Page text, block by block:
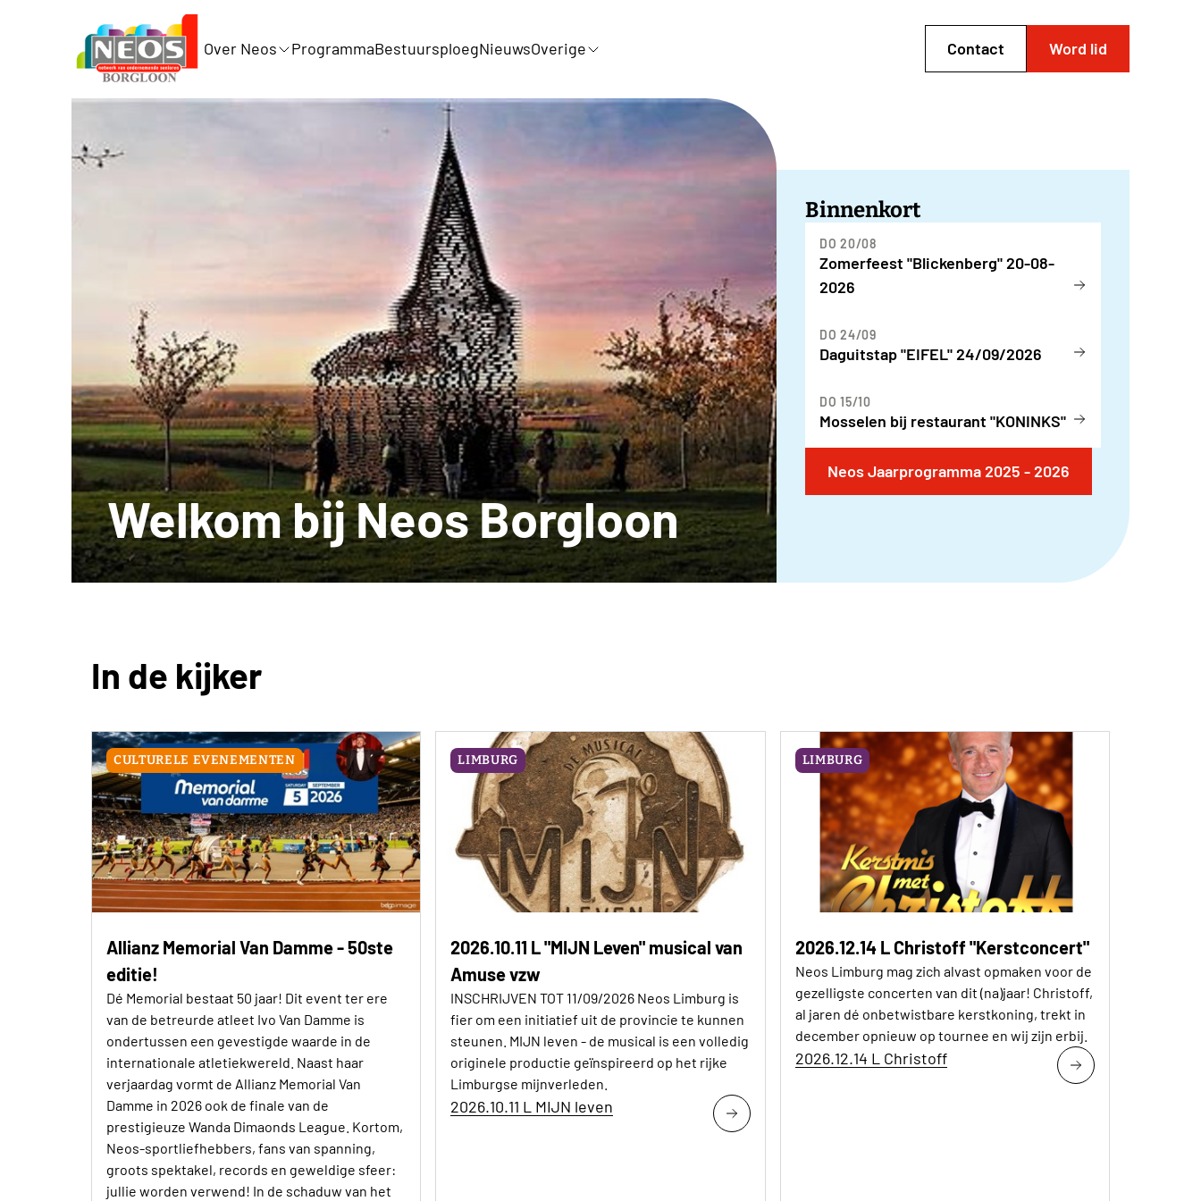
Over Neos ProgrammaBestuursploegNieuwsOverige Contact Word lid
Welkom bij Neos Borgloon
Binnenkort
DO 20/08
Zomerfeest "Blickenberg" 20-08-
2026
DO 24/09
Daguitstap "EIFEL" 24/09/2026
DO 15/10
Mosselen bij restaurant "KONINKS"
Neos Jaarprogramma 2025 - 2026
In de kijker
CULTURELE EVENEMENTEN
Allianz Memorial Van Damme - 50ste
editie!
Dé Memorial bestaat 50 jaar! Dit event ter ere
van de betreurde atleet Ivo Van Damme is
ondertussen een gevestigde waarde in de
internationale atletiekwereld. Naast haar
verjaardag vormt de Allianz Memorial Van
Damme in 2026 ook de finale van de
prestigieuze Wanda Dimaonds League. Kortom,
Neos-sportliefhebbers, fans van spanning,
groots spektakel, records en geweldige sfeer:
jullie worden verwend! In de schaduw van het
LIMBURG
2026.10.11 L "MIJN Leven" musical van
Amuse vzw
INSCHRIJVEN TOT 11/09/2026 Neos Limburg is
fier om een initiatief uit de provincie te kunnen
steunen. MIJN leven - de musical is een volledig
originele productie geïnspireerd op het rijke
Limburgse mijnverleden.
2026.10.11 L MIJN leven
LIMBURG
2026.12.14 L Christoff "Kerstconcert"
Neos Limburg mag zich alvast opmaken voor de
gezelligste concerten van dit (na)jaar! Christoff,
al jaren dé onbetwistbare kerstkoning, trekt in
december opnieuw op tournee en wij zijn erbij.
2026.12.14 L Christoff